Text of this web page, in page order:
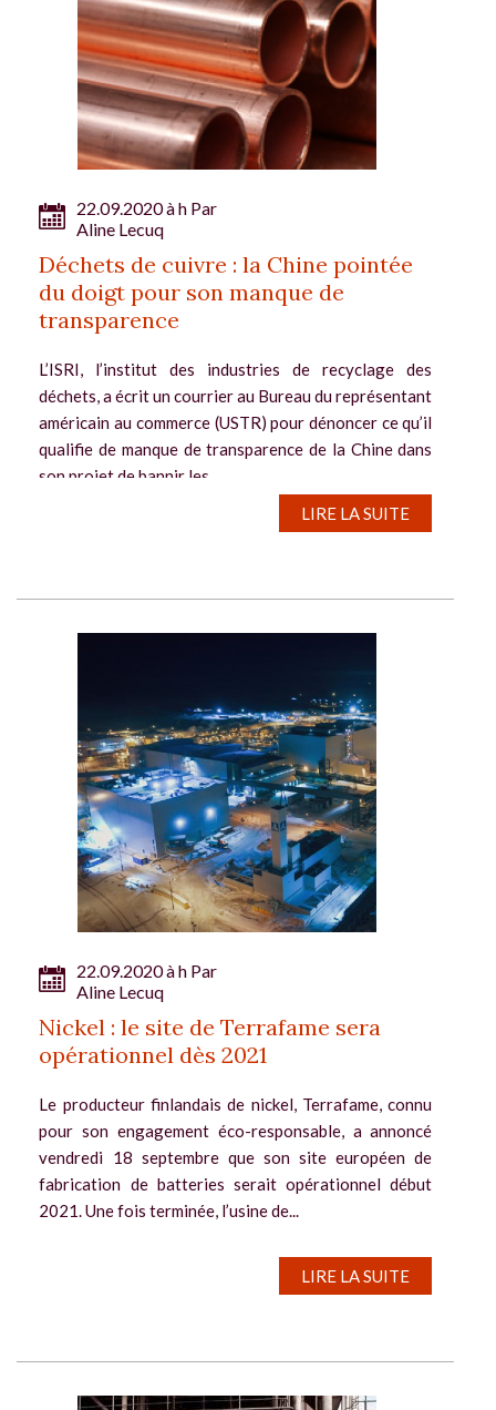
22.09.2020 à h Par
Aline Lecuq
Déchets de cuivre : la Chine pointée
du doigt pour son manque de
transparence
L’ISRI, l’institut des industries de recyclage des
déchets, a écrit un courrier au Bureau du représentant
américain au commerce (USTR) pour dénoncer ce qu’il
qualifie de manque de transparence de la Chine dans
son projet de bannir les...
22.09.2020 à h Par
Aline Lecuq
Nickel : le site de Terrafame sera
opérationnel dès 2021
Le producteur finlandais de nickel, Terrafame, connu
pour son engagement éco-responsable, a annoncé
vendredi 18 septembre que son site européen de
fabrication de batteries serait opérationnel début
2021. Une fois terminée, l’usine de...